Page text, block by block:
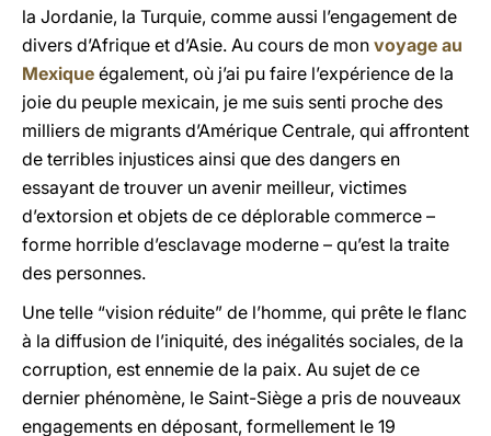
la Jordanie, la Turquie, comme aussi l’engagement de
divers d’Afrique et d’Asie. Au cours de mon voyage au
Mexique également, où j’ai pu faire l’expérience de la
joie du peuple mexicain, je me suis senti proche des
milliers de migrants d’Amérique Centrale, qui affrontent
de terribles injustices ainsi que des dangers en
essayant de trouver un avenir meilleur, victimes
d’extorsion et objets de ce déplorable commerce –
forme horrible d’esclavage moderne – qu’est la traite
des personnes.
Une telle “vision réduite” de l’homme, qui prête le flanc
à la diffusion de l’iniquité, des inégalités sociales, de la
corruption, est ennemie de la paix. Au sujet de ce
dernier phénomène, le Saint-Siège a pris de nouveaux
engagements en déposant, formellement le 19